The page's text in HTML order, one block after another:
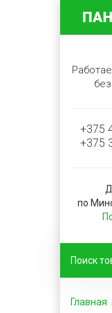
+375
+375
по
Главная